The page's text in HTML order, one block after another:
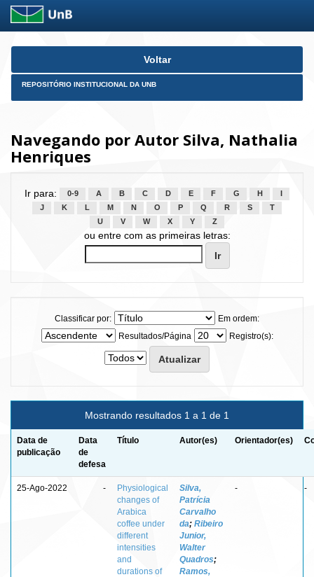
Skip
Voltar
REPOSITÓRIO INSTITUCIONAL DA UNB
Navegando por Autor Silva, Nathalia
Henriques
Ir para: 0-9 A B C D E F G H
J
K L M N O P Q R S
T
U
V W X Y Z
ou entre com as primeiras letras:
Classificar por:
Em ordem:
Resultados/Página
Registro(s):
Mostrando resultados 1 a 1 de 1
Data de
publicação
Data
de
defesa
Título Autor(es) Orientador(es)
25-Ago-2022 -
Physiological
changes of
Arabica
coffee under
different
intensities
and
durations of
Silva,
Patrícia
Carvalho
da; Ribeiro
Junior,
Walter
Quadros;
Ramos,
- -